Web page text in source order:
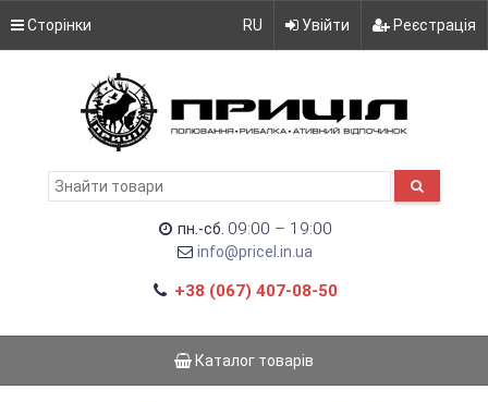
Сторінки RU Увійти Реєстрація
пн.-сб. 09:00 – 19:00
info@pricel.in.ua
+38 (067) 407-08-50
Каталог товарів